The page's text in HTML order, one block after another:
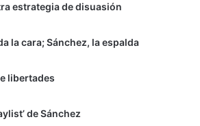
estrategia de disuasión
la cara; Sánchez, la espalda
libertades
de Sánchez